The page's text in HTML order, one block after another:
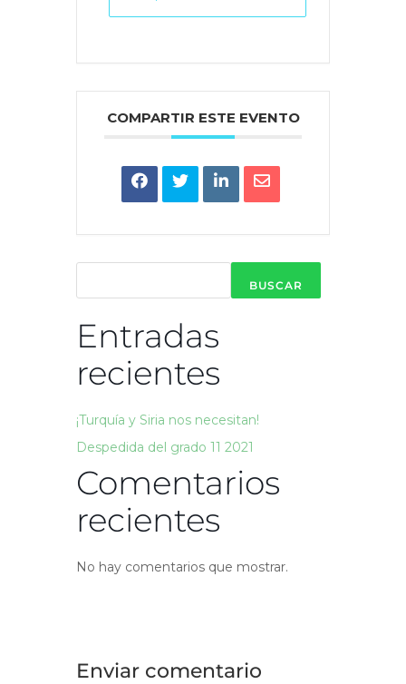
COMPARTIR ESTE EVENTO
BUSCAR
Entradas
recientes
¡Turquía y Siria nos necesitan!
Despedida del grado 11 2021
Comentarios
recientes
No hay comentarios que mostrar.
Enviar comentario